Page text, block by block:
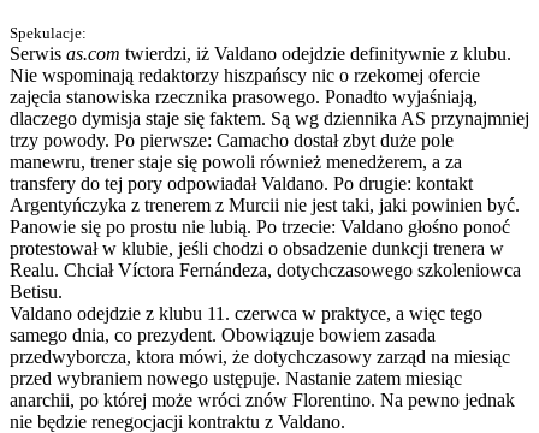
Spekulacje:
Serwis as.com twierdzi, iż Valdano odejdzie definitywnie z klubu.
Nie wspominają redaktorzy hiszpańscy nic o rzekomej ofercie
zajęcia stanowiska rzecznika prasowego. Ponadto wyjaśniają,
dlaczego dymisja staje się faktem. Są wg dziennika AS przynajmniej
trzy powody. Po pierwsze: Camacho dostał zbyt duże pole
manewru, trener staje się powoli również menedżerem, a za
transfery do tej pory odpowiadał Valdano. Po drugie: kontakt
Argentyńczyka z trenerem z Murcii nie jest taki, jaki powinien być.
Panowie się po prostu nie lubią. Po trzecie: Valdano głośno ponoć
protestował w klubie, jeśli chodzi o obsadzenie dunkcji trenera w
Realu. Chciał Víctora Fernándeza, dotychczasowego szkoleniowca
Betisu.
Valdano odejdzie z klubu 11. czerwca w praktyce, a więc tego
samego dnia, co prezydent. Obowiązuje bowiem zasada
przedwyborcza, ktora mówi, że dotychczasowy zarząd na miesiąc
przed wybraniem nowego ustępuje. Nastanie zatem miesiąc
anarchii, po której może wróci znów Florentino. Na pewno jednak
nie będzie renegocjacji kontraktu z Valdano.